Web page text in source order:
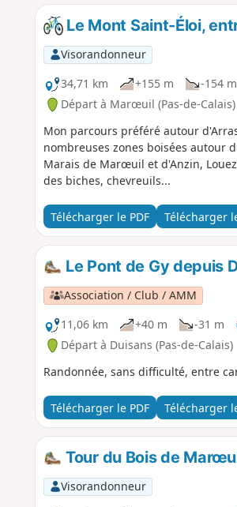
Le Mont Saint-Éloi,
Visorandonneur
34,71 km
+155 m -154 m
Départ à Marœuil (Pas-de-Calais)
Mon parcours préféré autour
nombreuses zones boisées autour
Marais de Marœuil et d'Anzin,
des biches, chevreuils...
Télécharger le PDF Télécharger
Le Pont de Gy depuis
Association / Club / AMM
11,06 km
+40 m -31 m
Départ à Duisans (Pas-de-Calais)
Randonnée, sans difficulté, entre
Télécharger le PDF Télécharger
Tour du Bois de
Visorandonneur